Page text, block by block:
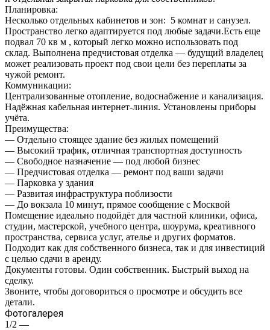
Планировка:
Несколько отдельных кабинетов и зон: 5 комнат и санузел.
Пространство легко адаптируется под любые задачи.Есть еще
подвал 70 кв м , который легко можно использовать под
склад. Выполнена предчистовая отделка — будущий владелец
может реализовать проект под свои цели без переплаты за
чужой ремонт.
Коммуникации:
Централизованные отопление, водоснабжение и канализация.
Надёжная кабельная интернет-линия. Установлены приборы
учёта.
Преимущества:
— Отдельно стоящее здание без жилых помещений
— Высокий трафик, отличная транспортная доступность
— Свободное назначение — под любой бизнес
— Предчистовая отделка — ремонт под ваши задачи
— Парковка у здания
— Развитая инфраструктура поблизости
— До вокзала 10 минут, прямое сообщение с Москвой
Помещение идеально подойдёт для частной клиники, офиса,
студии, мастерской, учебного центра, шоурума, креативного
пространства, сервиса услуг, ателье и других форматов.
Подходит как для собственного бизнеса, так и для инвестиций
с целью сдачи в аренду.
Документы готовы. Один собственник. Быстрый выход на
сделку.
Звоните, чтобы договориться о просмотре и обсудить все
детали.
Фотогалерея
1/2 —